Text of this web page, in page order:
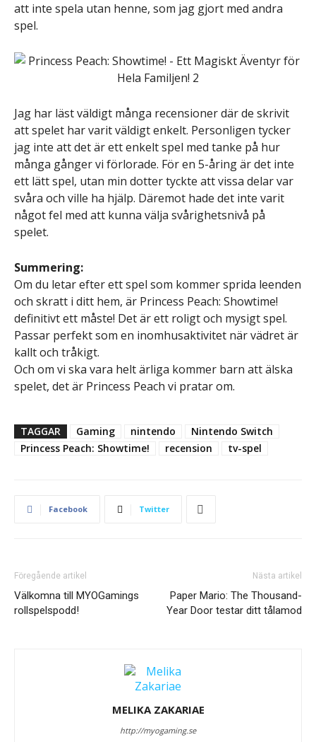
att inte spela utan henne, som jag gjort med andra
spel.
Jag har läst väldigt många recensioner där de skrivit
att spelet har varit väldigt enkelt. Personligen tycker
jag inte att det är ett enkelt spel med tanke på hur
många gånger vi förlorade. För en 5-åring är det inte
ett lätt spel, utan min dotter tyckte att vissa delar var
svåra och ville ha hjälp. Däremot hade det inte varit
något fel med att kunna välja svårighetsnivå på
spelet.
Summering:
Om du letar efter ett spel som kommer sprida leenden
och skratt i ditt hem, är Princess Peach: Showtime!
definitivt ett måste! Det är ett roligt och mysigt spel.
Passar perfekt som en inomhusaktivitet när vädret är
kallt och tråkigt.
Och om vi ska vara helt ärliga kommer barn att älska
spelet, det är Princess Peach vi pratar om.
TAGGAR Gaming nintendo
Nintendo Switch
Princess Peach: Showtime!
recension tv-spel
Facebook Twitter
Föregående artikel
Välkomna till MYOGamings
rollspelspodd!
Nästa artikel
Paper Mario: The Thousand-
Year Door testar ditt tålamod
MELIKA ZAKARIAE
http://myogaming.se